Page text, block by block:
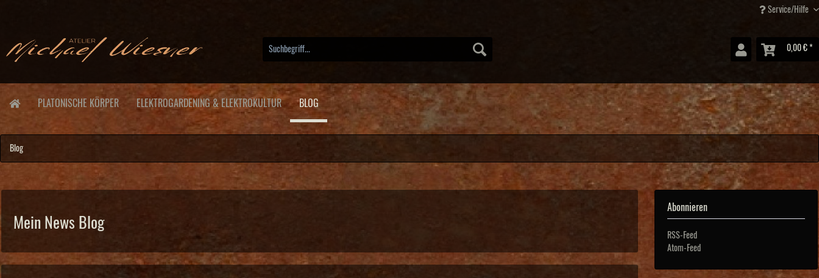
Service/Hilfe
0,00 € *
PLATONISCHE KÖRPER ELEKTROGARDENING & ELEKTROKULTUR BLOG
Blog
Abonnieren
RSS-Feed
Atom-Feed
Mein News Blog